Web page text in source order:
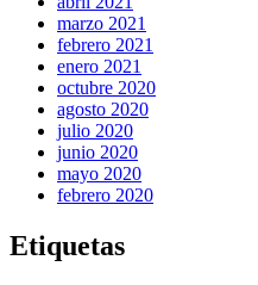
marzo 2021
febrero 2021
enero 2021
octubre 2020
agosto 2020
julio 2020
junio 2020
mayo 2020
febrero 2020
Etiquetas